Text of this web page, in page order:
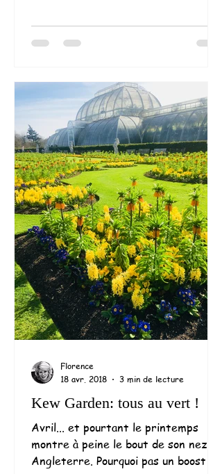
Kew Garden: tous au vert !
Avril... et pourtant le printemps
montre à peine le bout de son nez en
Angleterre. Pourquoi pas un boost de
Florence
18 avr. 2018
3 min de lecture